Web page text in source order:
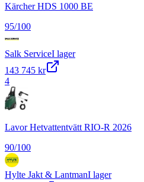
Kärcher HDS 1000 BE
95/100
Salk ServiceI lager
143 745 kr
4
Lavor Hetvattentvätt RIO-R 2026
90/100
Hylte Jakt & LantmanI lager